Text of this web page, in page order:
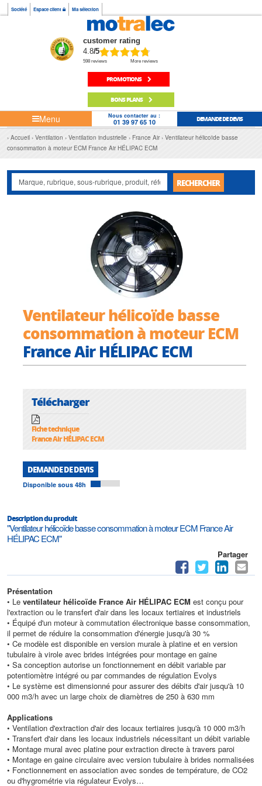
Société Espace client Ma sélection
customer rating
4.8/5
598 reviews More reviews
PROMOTIONS
BONS PLANS
Menu Nous contacter au :
01 39 97 65 10 DEMANDE DE DEVIS
Accueil Ventilation Ventilation industrielle France Air
Ventilateur hélicoïde basse
consommation à moteur ECM France Air HÉLIPAC ECM
RECHERCHER
Ventilateur hélicoïde basse
consommation à moteur ECM
France Air HÉLIPAC ECM
Télécharger
Fiche technique
France Air HÉLIPAC ECM
DEMANDE DE DEVIS
Disponible sous 48h
Description du produit
"Ventilateur hélicoïde basse consommation à moteur ECM France Air
HÉLIPAC ECM"
Partager
Présentation
• Le ventilateur hélicoïde France Air HÉLIPAC ECM est conçu pour
l'extraction ou le transfert d'air dans les locaux tertiaires et industriels
• Équipé d'un moteur à commutation électronique basse consommation,
il permet de réduire la consommation d'énergie jusqu'à 30 %
• Ce modèle est disponible en version murale à platine et en version
tubulaire à virole avec brides intégrées pour montage en gaine
• Sa conception autorise un fonctionnement en débit variable par
potentiomètre intégré ou par commandes de régulation Evolys
• Le système est dimensionné pour assurer des débits d'air jusqu'à 10
000 m3/h avec un large choix de diamètres de 250 à 630 mm
Applications
• Ventilation d'extraction d'air des locaux tertiaires jusqu'à 10 000 m3/h
• Transfert d'air dans les locaux industriels nécessitant un débit variable
• Montage mural avec platine pour extraction directe à travers paroi
• Montage en gaine circulaire avec version tubulaire à brides normalisées
• Fonctionnement en association avec sondes de température, de CO2
ou d'hygrométrie via régulateur Evolys